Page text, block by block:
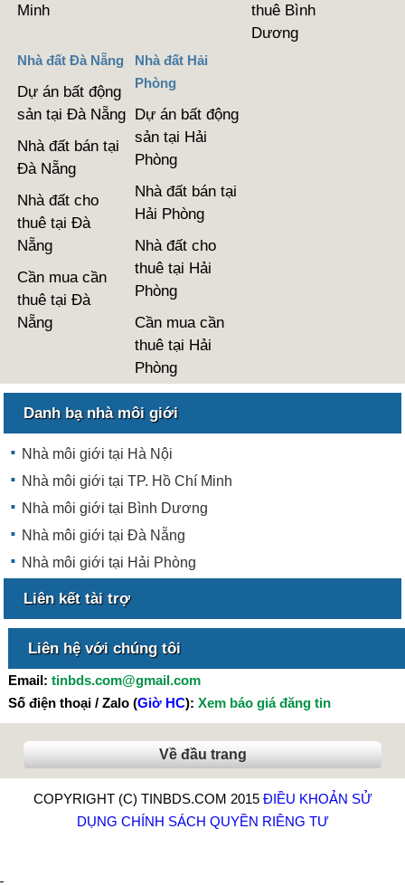
Minh
thuê Bình
Dương
Nhà đất Đà Nẵng
Dự án bất động
sản tại Đà Nẵng
Nhà đất bán tại
Đà Nẵng
Nhà đất cho
thuê tại Đà
Nẵng
Cần mua cần
thuê tại Đà
Nẵng
Nhà đất Hải
Phòng
Dự án bất động
sản tại Hải
Phòng
Nhà đất bán tại
Hải Phòng
Nhà đất cho
thuê tại Hải
Phòng
Cần mua cần
thuê tại Hải
Phòng
Danh bạ nhà môi giới
Nhà môi giới tại Hà Nội
Nhà môi giới tại TP. Hồ Chí Minh
Nhà môi giới tại Bình Dương
Nhà môi giới tại Đà Nẵng
Nhà môi giới tại Hải Phòng
Liên kết tài trợ
Liên hệ với chúng tôi
Email: tinbds.com@gmail.com
Số điện thoại / Zalo (Giờ HC): Xem báo giá đăng tin
Về đầu trang
COPYRIGHT (C) TINBDS.COM 2015 ĐIỀU KHOẢN SỬ
DỤNG CHÍNH SÁCH QUYỀN RIÊNG TƯ